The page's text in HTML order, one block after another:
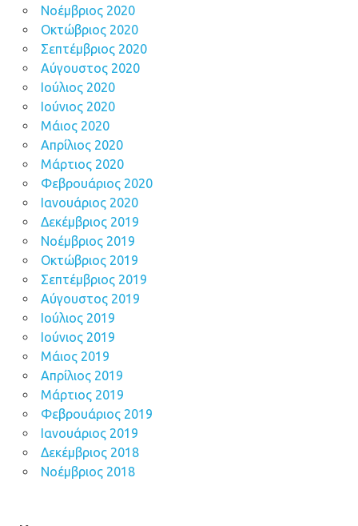
Νοέμβριος 2020
Οκτώβριος 2020
Σεπτέμβριος 2020
Αύγουστος 2020
Ιούλιος 2020
Ιούνιος 2020
Μάιος 2020
Απρίλιος 2020
Μάρτιος 2020
Φεβρουάριος 2020
Ιανουάριος 2020
Δεκέμβριος 2019
Νοέμβριος 2019
Οκτώβριος 2019
Σεπτέμβριος 2019
Αύγουστος 2019
Ιούλιος 2019
Ιούνιος 2019
Μάιος 2019
Απρίλιος 2019
Μάρτιος 2019
Φεβρουάριος 2019
Ιανουάριος 2019
Δεκέμβριος 2018
Νοέμβριος 2018